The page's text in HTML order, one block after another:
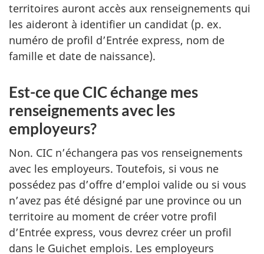
territoires auront accès aux renseignements qui
les aideront à identifier un candidat (p. ex.
numéro de profil d’Entrée express, nom de
famille et date de naissance).
Est-ce que CIC échange mes
renseignements avec les
employeurs?
Non. CIC n’échangera pas vos renseignements
avec les employeurs. Toutefois, si vous ne
possédez pas d’offre d’emploi valide ou si vous
n’avez pas été désigné par une province ou un
territoire au moment de créer votre profil
d’Entrée express, vous devrez créer un profil
dans le Guichet emplois. Les employeurs